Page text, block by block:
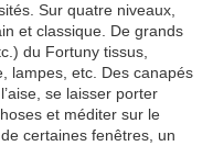
Sur quatre niveaux,
et classique. De grands
du Fortuny tissus,
lampes, etc. Des canapés
se laisser porter
et méditer sur le
certaines fenêtres, un